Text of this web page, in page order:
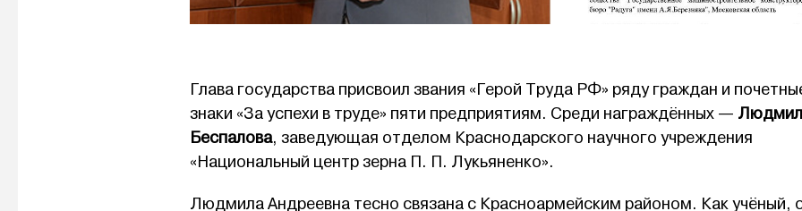
Глава государства присвоил звания «Герой Труда РФ» ряду граждан и
знаки «За успехи в труде» пяти предприятиям. Среди награждённых —
Беспалова, заведующая отделом Краснодарского научного учреждения
«Национальный центр зерна П. П. Лукьяненко».
Людмила Андреевна тесно связана с Красноармейским районом. Как учёный,